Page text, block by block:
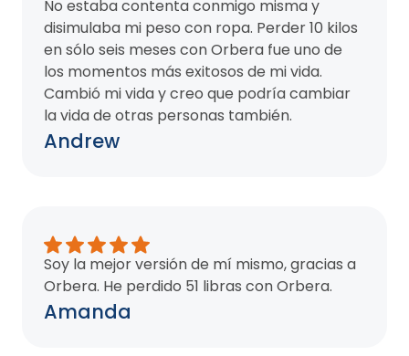
No estaba contenta conmigo misma y
disimulaba mi peso con ropa. Perder 10 kilos
en sólo seis meses con Orbera fue uno de
los momentos más exitosos de mi vida.
Cambió mi vida y creo que podría cambiar
la vida de otras personas también.
Andrew
Soy la mejor versión de mí mismo, gracias a
Orbera. He perdido 51 libras con Orbera.
Amanda